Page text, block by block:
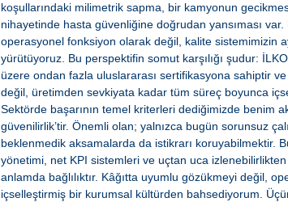
koşullarındaki milimetrik sapma, bir kamyonun
nihayetinde hasta güvenliğine doğrudan yansıması
operasyonel fonksiyon olarak değil, kalite sistemimizin
yürütüyoruz. Bu perspektifin somut karşılığı şudur:
üzere ondan fazla uluslararası sertifikasyona sahiptir
değil, üretimden sevkiyata kadar tüm süreç boyunca
Sektörde başarının temel kriterleri dediğimizde benim
güvenilirlik’tir. Önemli olan; yalnızca bugün sorunsuz
beklenmedik aksamalarda da istikrarı koruyabilmektir.
yönetimi, net KPI sistemleri ve uçtan uca
anlamda bağlılıktır. Kâğıtta uyumlu gözükmeyi değil,
içselleştirmiş bir kurumsal kültürden bahsediyorum.